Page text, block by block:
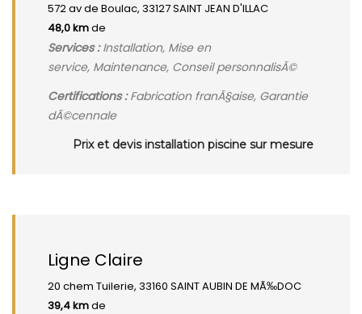
572 av de Boulac, 33127 SAINT JEAN D'ILLAC
48,0 kmde
Services :Installation, Mise en
service, Maintenance, Conseil personnalisÃ©
Certifications :Fabrication franÃ§aise, Garantie
dÃ©cennale
Prix et devis installation piscine sur mesure
Ligne Claire
20 chem Tuilerie, 33160 SAINT AUBIN DE MÃ‰DOC
39,4 kmde